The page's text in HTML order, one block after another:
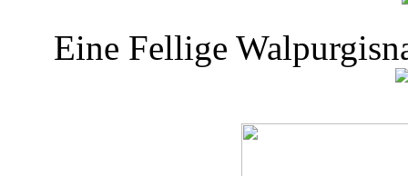
Eine Fellige